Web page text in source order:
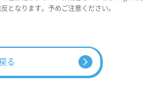
となります。予めご注意ください。
戻る